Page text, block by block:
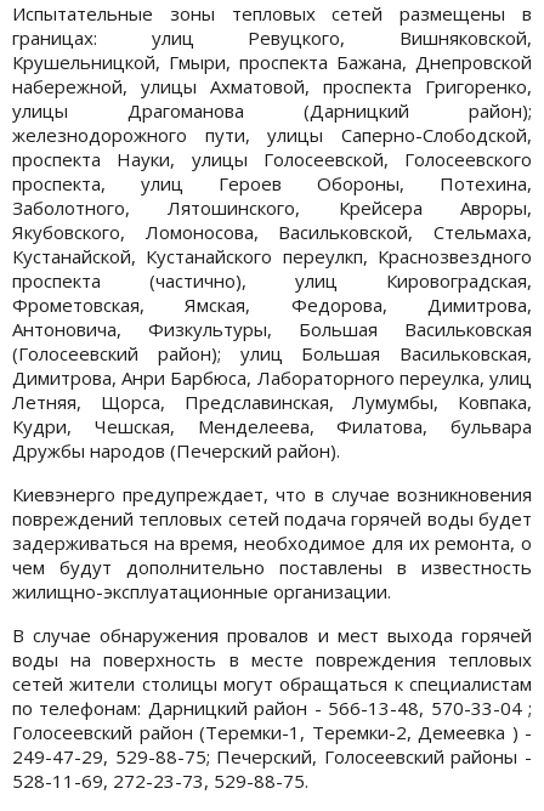
Испытательные зоны тепловых сетей размещены в
границах: улиц Ревуцкого, Вишняковской,
Крушельницкой, Гмыри, проспекта Бажана, Днепровской
набережной, улицы Ахматовой, проспекта Григоренко,
улицы Драгоманова (Дарницкий район);
железнодорожного пути, улицы Саперно-Слободской,
проспекта Науки, улицы Голосеевской, Голосеевского
проспекта, улиц Героев Обороны, Потехина,
Заболотного, Лятошинского, Крейсера Авроры,
Якубовского, Ломоносова, Васильковской, Стельмаха,
Кустанайской, Кустанайского переулкп, Краснозвездного
проспекта (частично), улиц Кировоградская,
Фрометовская, Ямская, Федорова, Димитрова,
Антоновича, Физкультуры, Большая Васильковская
(Голосеевский район); улиц Большая Васильковская,
Димитрова, Анри Барбюса, Лабораторного переулка, улиц
Летняя, Щорса, Предславинская, Лумумбы, Ковпака,
Кудри, Чешская, Менделеева, Филатова, бульвара
Дружбы народов (Печерский район).
Киевэнерго предупреждает, что в случае возникновения
повреждений тепловых сетей подача горячей воды будет
задерживаться на время, необходимое для их ремонта, о
чем будут дополнительно поставлены в известность
жилищно-эксплуатационные организации.
В случае обнаружения провалов и мест выхода горячей
воды на поверхность в месте повреждения тепловых
сетей жители столицы могут обращаться к специалистам
по телефонам: Дарницкий район - 566-13-48, 570-33-04 ;
Голосеевский район (Теремки-1, Теремки-2, Демеевка ) -
249-47-29, 529-88-75; Печерский, Голосеевский районы -
528-11-69, 272-23-73, 529-88-75.